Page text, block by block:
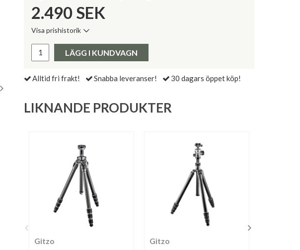
2.490 SEK
Visa prishistorik
Pris:
LÄGG I KUNDVAGN
Alltid fri frakt! Snabba leveranser! 30 dagars öppet köp!
LIKNANDE PRODUKTER
Gitzo Gitzo